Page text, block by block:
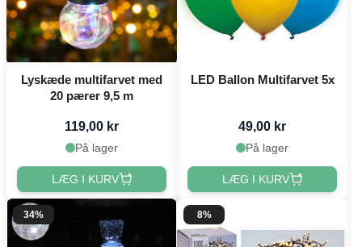
Lyskæde multifarvet med
20 pærer 9,5 m
119,00 kr
På lager
LÆG I KURV
LED Ballon Multifarvet 5x
49,00 kr
På lager
LÆG I KURV
34% 8%